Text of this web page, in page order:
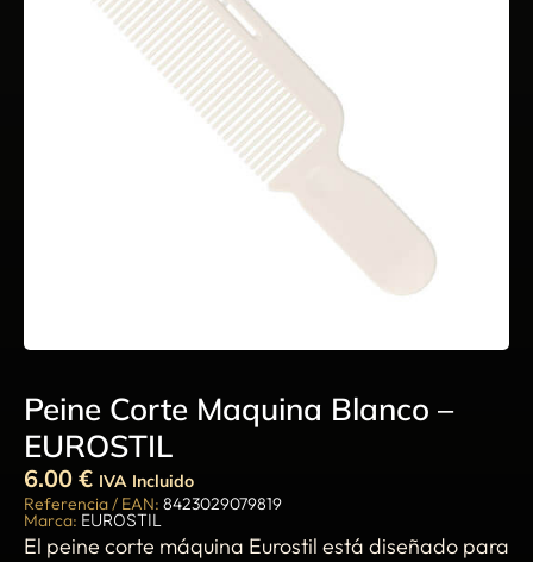
Peine Corte Maquina Blanco –
EUROSTIL
6.00 € IVA Incluido
Referencia / EAN: 8423029079819
Marca: EUROSTIL
El peine corte máquina Eurostil está diseñado para